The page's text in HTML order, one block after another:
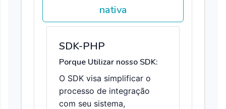
nativa
SDK-PHP
Porque Utilizar nosso SDK:
O SDK visa simplificar o
processo de integração
com seu sistema,